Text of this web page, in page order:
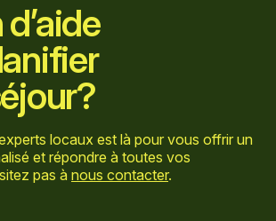
locaux est là pour vous offrir un
et répondre à toutes vos
pas à nous contacter.